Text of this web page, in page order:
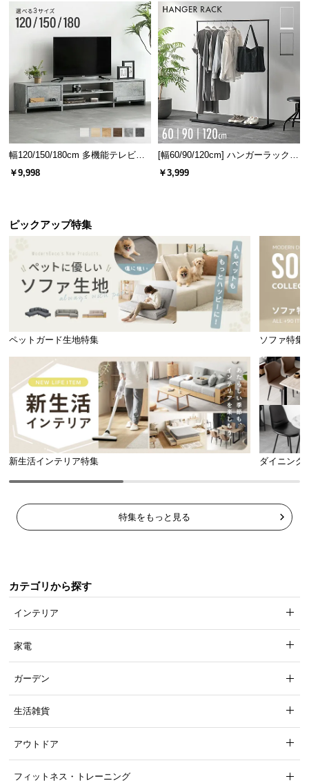
幅120/150/180cm 多機能テレビボ
ード 木目/石目調 オープン収納・
引き出し収納付き
￥9,998
[幅60/90/120cm] ハンガーラック
スチール 4段階高さ調節 サイドフ
ック オープンラック シンプル
￥3,999
ピックアップ特集
ペットガード生地特集 ソファ特集
新生活インテリア特集 ダイニング
特集をもっと見る
カテゴリから探す
インテリア
家電
ガーデン
生活雑貨
アウトドア
フィットネス・トレーニング